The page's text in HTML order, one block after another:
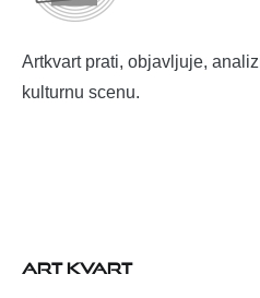
Artkvart prati, objavljuje,
kulturnu scenu.
ART KVART